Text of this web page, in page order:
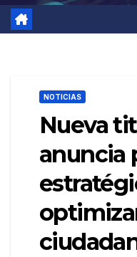
NOTICIAS
Nueva
anuncia